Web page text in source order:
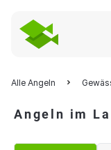
Alle Angeln
Angeln im